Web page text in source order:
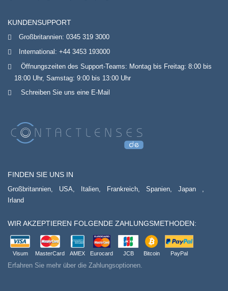
KUNDENSUPPORT
Großbritannien: 0345 319 3000
International: +44 3453 193000
Öffnungszeiten des Support-Teams: Montag bis Freitag: 8:00 bis
18:00 Uhr, Samstag: 9:00 bis 13:00 Uhr
Schreiben Sie uns eine E-Mail
FINDEN SIE UNS IN
Großbritannien, USA, Italien, Frankreich, Spanien, Japan
,
Irland
WIR AKZEPTIEREN FOLGENDE ZAHLUNGSMETHODEN:
Visum MasterCard AMEX Eurocard JCB Bitcoin PayPal
Erfahren Sie mehr über die Zahlungsoptionen.